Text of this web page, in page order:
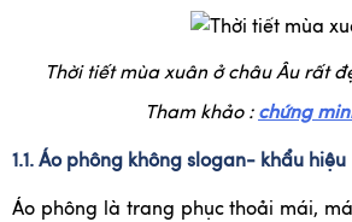
Thời tiết mùa xuân ở châu Âu rất
Tham khảo : chứng
1.1. Áo phông không slogan- khẩu hiệu
Áo phông là trang phục thoải mái,